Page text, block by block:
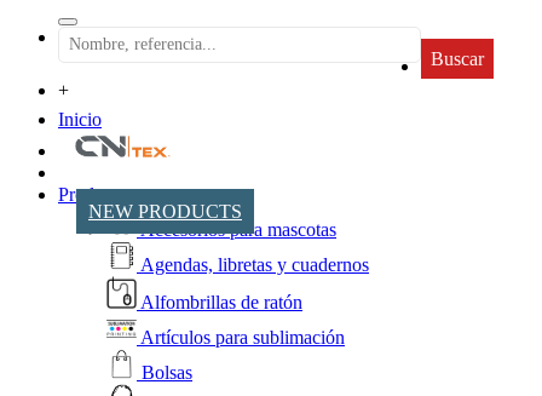
Buscar
+
Inicio
NEW PRODUCTS
Productos
Accesorios para mascotas
Agendas, libretas y cuadernos
Alfombrillas de ratón
Artículos para sublimación
Bolsas